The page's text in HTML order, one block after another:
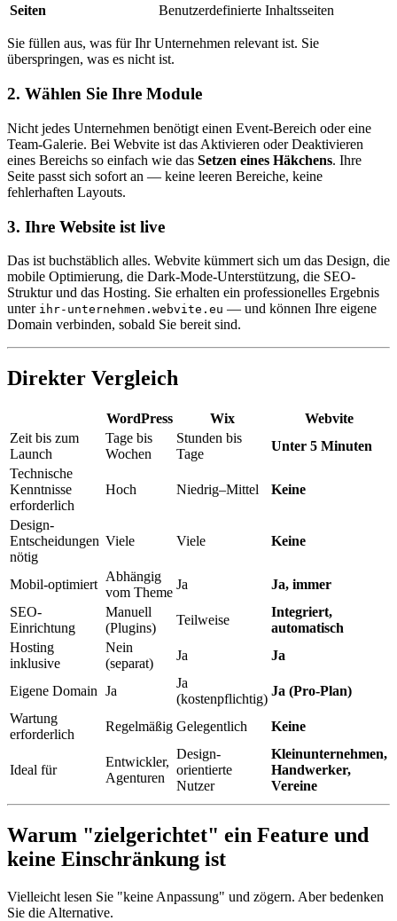
Seiten
Benutzerdefinierte Inhaltsseiten
Sie füllen aus, was für Ihr Unternehmen relevant ist. Sie
überspringen, was es nicht ist.
2. Wählen Sie Ihre Module
Nicht jedes Unternehmen benötigt einen Event-Bereich oder eine
Team-Galerie. Bei Webvite ist das Aktivieren oder Deaktivieren
eines Bereichs so einfach wie das Setzen eines Häkchens. Ihre
Seite passt sich sofort an — keine leeren Bereiche, keine
fehlerhaften Layouts.
3. Ihre Website ist live
Das ist buchstäblich alles. Webvite kümmert sich um das Design, die
mobile Optimierung, die Dark-Mode-Unterstützung, die SEO-
Struktur und das Hosting. Sie erhalten ein professionelles Ergebnis
unter ihr-unternehmen.webvite.eu — und können Ihre eigene
Domain verbinden, sobald Sie bereit sind.
Direkter Vergleich
WordPress Wix
Webvite
Zeit bis zum
Launch
Tage bis
Wochen
Stunden bis
Tage
Unter 5 Minuten
Technische
Kenntnisse
erforderlich
Hoch Niedrig–Mittel Keine
Design-
Entscheidungen
nötig
Viele Viele Keine
Mobil-optimiert
Abhängig
vom Theme
Ja
Ja, immer
SEO-
Einrichtung
Manuell
(Plugins)
Teilweise
Integriert,
automatisch
Hosting
inklusive
Nein
(separat)
Ja Ja
Eigene Domain Ja
Ja
(kostenpflichtig)
Ja (Pro-Plan)
Wartung
erforderlich
Regelmäßig Gelegentlich Keine
Ideal für
Entwickler,
Agenturen
Design-
orientierte
Nutzer
Kleinunternehmen,
Handwerker,
Vereine
Warum "zielgerichtet" ein Feature und
keine Einschränkung ist
Vielleicht lesen Sie "keine Anpassung" und zögern. Aber bedenken
Sie die Alternative.